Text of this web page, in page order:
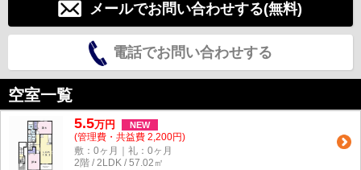
メールでお問い合わせする(無料)
電話でお問い合わせする
空室一覧
5.5万円 NEW
(管理費・共益費 2,200円)
敷：0ヶ月｜礼：0ヶ月
2階 / 2LDK / 57.02㎡